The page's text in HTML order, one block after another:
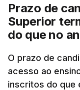
Prazo de
Superior
do que no
O prazo de
acesso ao
inscritos do que